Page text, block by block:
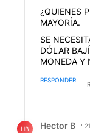
¿QUIENES
MAYORÍA.
SE
DÓLAR
MONEDA Y
RESPONDER
HB Hector B